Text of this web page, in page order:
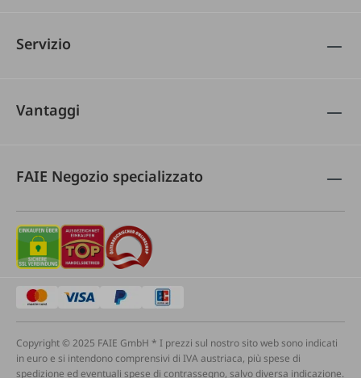
Servizio
Vantaggi
FAIE Negozio specializzato
Copyright © 2025 FAIE GmbH * I prezzi sul nostro sito web sono indicati
in euro e si intendono comprensivi di IVA austriaca, più spese di
spedizione ed eventuali spese di contrassegno, salvo diversa indicazione.